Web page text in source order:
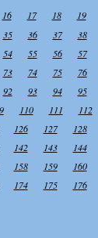
16 17 18
19
35 36 37
38
54 55 56
57
73 74 75
76
92 93 94
95
110 111
112
126 127
128
142 143
144
158 159
160
174 175
176